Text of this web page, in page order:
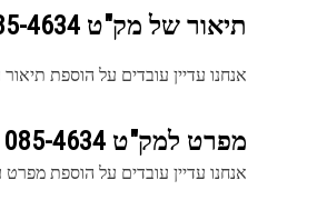
תיאור של מק"ט 4634
אנחנו עדיין עובדים על הוספת
מפרט למק"ט 085-4634
אנחנו עדיין עובדים על הוספת